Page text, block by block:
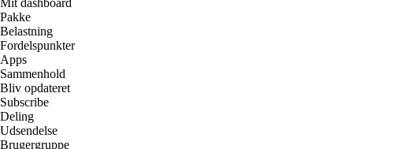
Mit dashboard
Pakke
Belastning
Fordelspunkter
Apps
Sammenhold
Bliv opdateret
Subscribe
Deling
Udsendelse
Brugergruppe